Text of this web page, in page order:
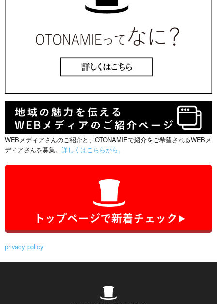
WEBメディアさんのご紹介と、OTONAMIEで紹介をご希望されるWEBメ
ディアさんを募集。 詳しくはこちらから。
privacy policy